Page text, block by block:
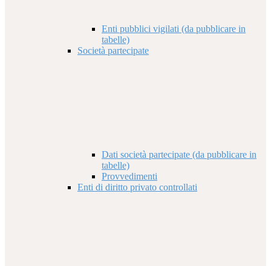
Enti pubblici vigilati (da pubblicare in
tabelle)
Società partecipate
Dati società partecipate (da pubblicare in
tabelle)
Provvedimenti
Enti di diritto privato controllati